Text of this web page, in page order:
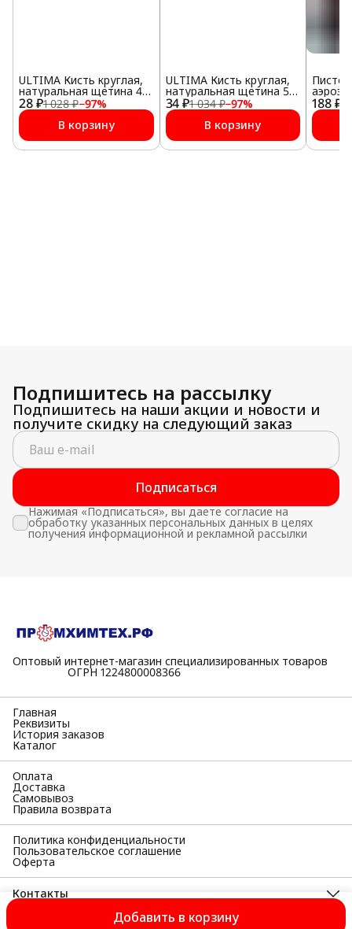
Добавить в корзину
28 ₽1 028 ₽−97%
ULTIMA Кисть круглая,
натуральная щетина 45
мм №12
В корзину
34 ₽1 034 ₽−97%
ULTIMA Кисть круглая,
натуральная щетина 50
мм №14
В корзину
188 ₽
Подпишитесь на рассылку
Подпишитесь на наши акции и новости и
получите скидку на следующий заказ
Подписаться
Нажимая «Подписаться», вы даете согласие на
обработку указанных персональных данных в целях
получения информационной и рекламной рассылки
Оптовый интернет-магазин специализированных товаров
⠀⠀⠀⠀⠀⠀⠀ОГРН 1224800008366
Главная
Реквизиты
История заказов
Каталог
Оплата
Доставка
Самовывоз
Правила возврата
Политика конфиденциальности
Пользовательское соглашение
Оферта
Контакты
398055, Липецкая область, г Липецк, Московская ул, д. 38а,